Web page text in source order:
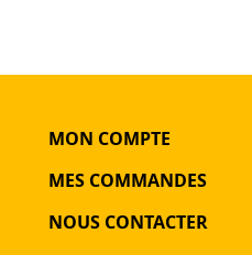
MON COMPTE
MES COMMANDES
NOUS CONTACTER